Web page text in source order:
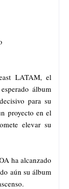
LATAM, el
álbum
para su
proyecto en el
elevar su
ha alcanzado
aún su álbum